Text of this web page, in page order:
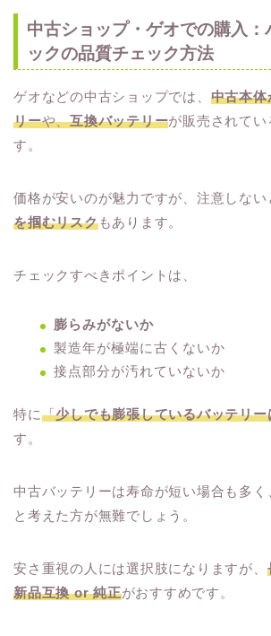
中古ショップ・ゲオでの購入：
ックの品質チェック方法
ゲオなどの中古ショップでは、 中古本体
リーや、互換バッテリーが販売されてい
す。
価格が安いのが魅力ですが、注意しない
を掴むリスクもあります。
チェックすべきポイントは、
膨らみがないか
製造年が極端に古くないか
接点部分が汚れていないか
特に「少しでも膨張しているバッテリ
す。
中古バッテリーは寿命が短い場合も多く
と考えた方が無難でしょう。
安さ重視の人には選択肢になりますが、
新品互換 or 純正がおすすめです。